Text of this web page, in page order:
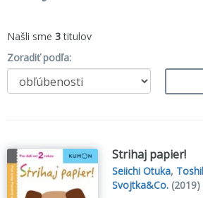
Našli sme 3titulov
Zoradiť podľa:
Strihaj papier!
Seiichi Otuka,
Svojtka&Co. (2019)